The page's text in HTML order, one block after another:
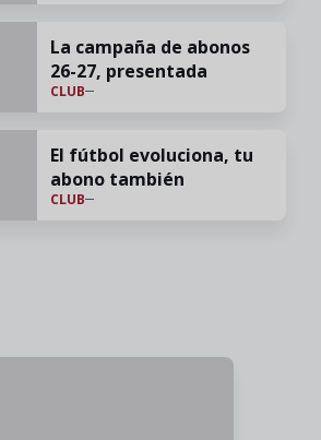
La campaña de abonos
26-27, presentada
CLUB
El fútbol evoluciona, tu
abono también
CLUB